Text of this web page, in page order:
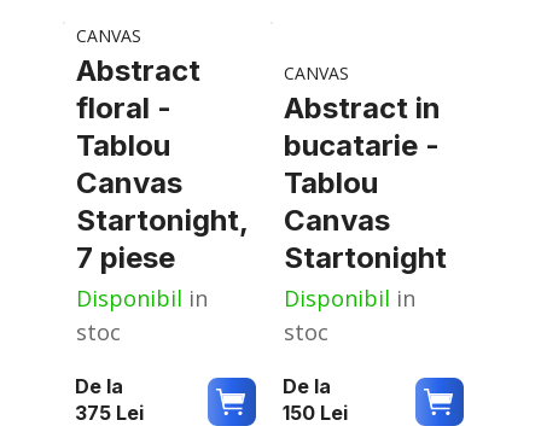
CANVAS
Abstract
floral -
Tablou
Canvas
Startonight,
7 piese
Disponibil in
stoc
De la
375 Lei
CANVAS
Abstract in
bucatarie -
Tablou
Canvas
Startonight
Disponibil in
stoc
De la
150 Lei